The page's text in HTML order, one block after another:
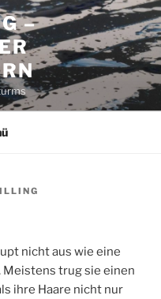
–
nicht aus wie eine
Meistens trug sie einen
ihre Haare nicht nur